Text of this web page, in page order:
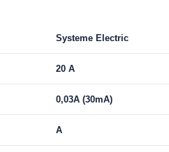
Systeme Electric
20 А
0,03A (30mA)
A